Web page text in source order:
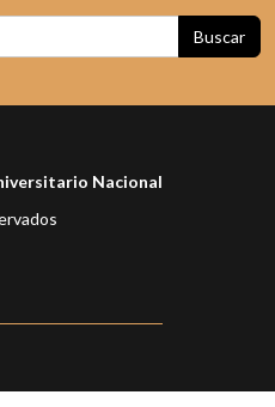
Buscar
Nacional